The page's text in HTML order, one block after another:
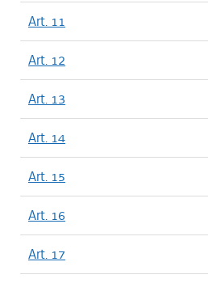
Art. 11
Art. 12
Art. 13
Art. 14
Art. 15
Art. 16
Art. 17